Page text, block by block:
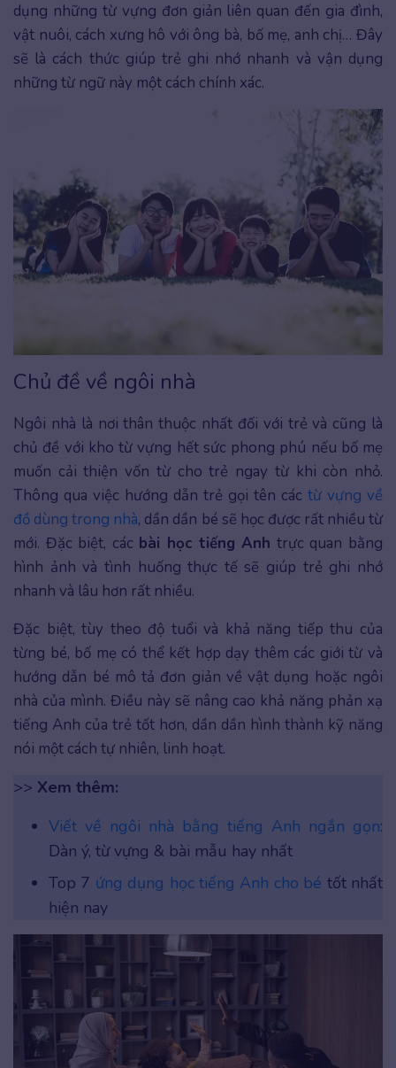
dụng những từ vựng đơn giản liên quan đến gia đình,
vật nuôi, cách xưng hô với ông bà, bố mẹ, anh chị… Đây
sẽ là cách thức giúp trẻ ghi nhớ nhanh và vận dụng
những từ ngữ này một cách chính xác.
Chủ đề về ngôi nhà
Ngôi nhà là nơi thân thuộc nhất đối với trẻ và cũng là
chủ đề với kho từ vựng hết sức phong phú nếu bố mẹ
muốn cải thiện vốn từ cho trẻ ngay từ khi còn nhỏ.
Thông qua việc hướng dẫn trẻ gọi tên các từ vựng về
đồ dùng trong nhà, dần dần bé sẽ học được rất nhiều từ
mới. Đặc biệt, các bài học tiếng Anh trực quan bằng
hình ảnh và tình huống thực tế sẽ giúp trẻ ghi nhớ
nhanh và lâu hơn rất nhiều.
Đặc biệt, tùy theo độ tuổi và khả năng tiếp thu của
từng bé, bố mẹ có thể kết hợp dạy thêm các giới từ và
hướng dẫn bé mô tả đơn giản về vật dụng hoặc ngôi
nhà của mình. Điều này sẽ nâng cao khả năng phản xạ
tiếng Anh của trẻ tốt hơn, dần dần hình thành kỹ năng
nói một cách tự nhiên, linh hoạt.
>> Xem thêm:
Viết về ngôi nhà bằng tiếng Anh ngắn gọn:
Dàn ý, từ vựng & bài mẫu hay nhất
Top 7 ứng dụng học tiếng Anh cho bé tốt nhất
hiện nay